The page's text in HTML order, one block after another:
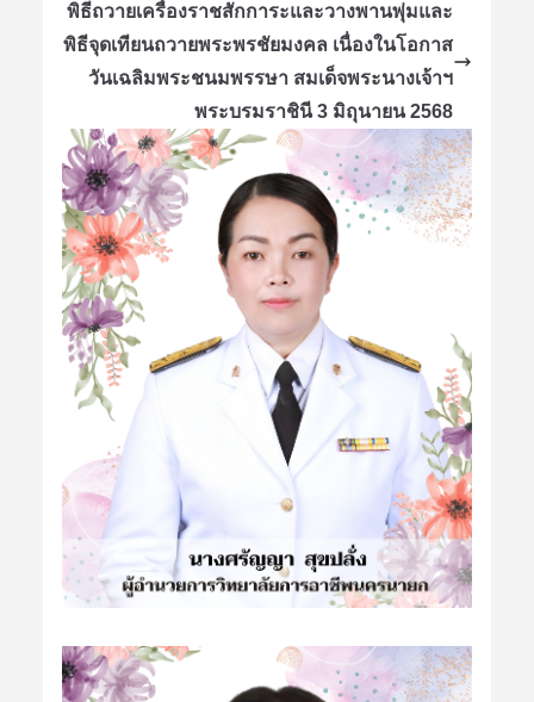
พิธีถวายเครื่องราชสักการะและวางพานพุ่มและ
พิธีจุดเทียนถวายพระพรชัยมงคล เนื่องในโอกาส
วันเฉลิมพระชนมพรรษา สมเด็จพระนางเจ้าฯ
พระบรมราชินี 3 มิถุนายน 2568